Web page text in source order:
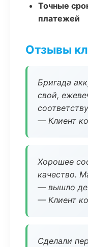
Точные
платежей
Отзывы
Бригада
свой,
— Клиент
Хорошее
качество.
— вышло
— Клиент
Сделали